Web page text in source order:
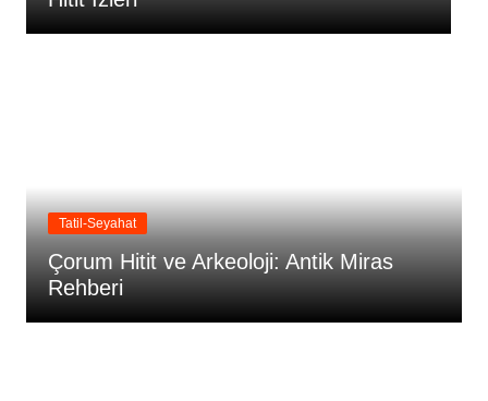
Tatil-Seyahat
Çorum Hitit ve Arkeoloji: Antik Miras
Rehberi